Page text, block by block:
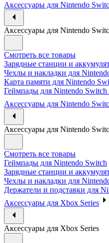
Аксессуары для Nintendo
Аксессуары для Nintendo
Смотреть все товары
Зарядные станции и
Чехлы и накладки для
Карта памяти для Nintendo
Геймпады для Nintendo Switch
Аксессуары для Nintendo
Аксессуары для Nintendo
Смотреть все товары
Геймпады для Nintendo Switch
Зарядные станции и
Чехлы и накладки для
Держатели и подставки для
Аксессуары для Xbox Series
Аксессуары для Xbox Series